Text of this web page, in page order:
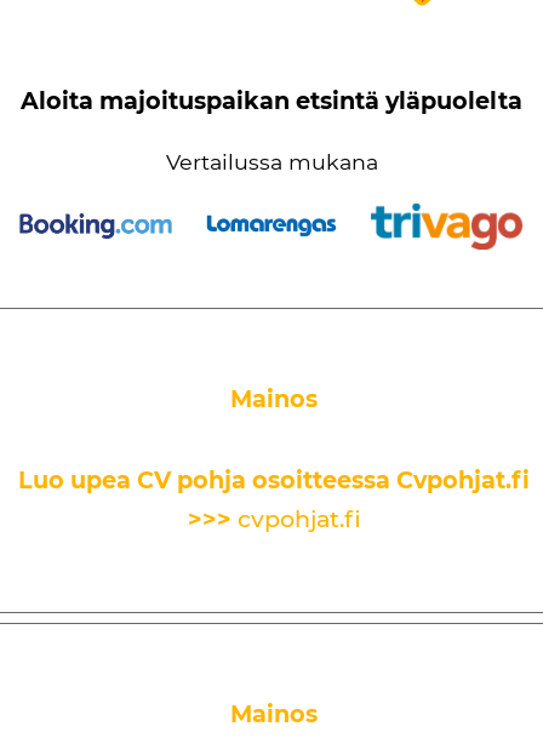
Aloita majoituspaikan etsintä yläpuolelta
Vertailussa mukana
Mainos
Luo upea CV pohja osoitteessa Cvpohjat.fi
>>> cvpohjat.fi
Mainos